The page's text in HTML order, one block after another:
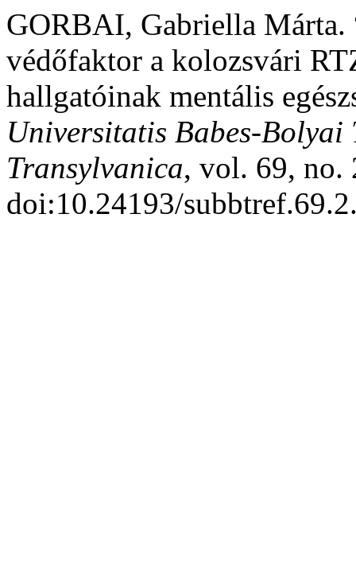
GORBAI, Gabriella
védőfaktor a kolozsvári
hallgatóinak mentális
Universitatis Babes-Bolyai
Transylvanica, vol. 69, no.
doi:10.24193/